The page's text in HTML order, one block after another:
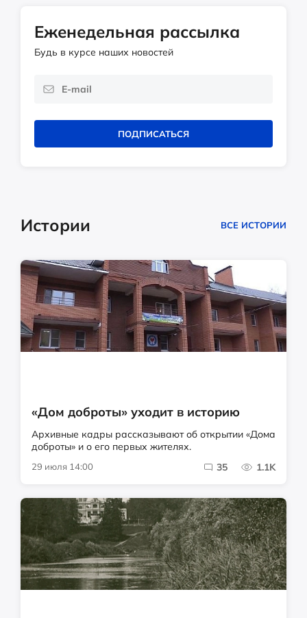
Еженедельная рассылка
Будь в курсе наших новостей
ПОДПИСАТЬСЯ
Истории ВСЕ ИСТОРИИ
«Дом доброты» уходит в историю
Архивные кадры рассказывают об открытии «Дома
доброты» и о его первых жителях.
29 июля 14:00 35 1.1K